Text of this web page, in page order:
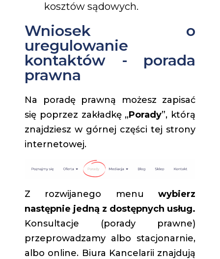
kosztów sądowych.
Wniosek o
uregulowanie
kontaktów - porada
prawna
Na poradę prawną możesz zapisać
się poprzez zakładkę „Porady”, którą
znajdziesz w górnej części tej strony
internetowej.
Z rozwijanego menu wybierz
następnie jedną z dostępnych usług.
Konsultacje (porady prawne)
przeprowadzamy albo stacjonarnie,
albo online. Biura Kancelarii znajdują